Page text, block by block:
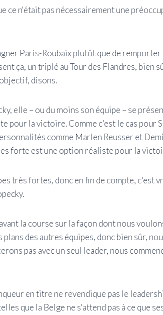
ce n'était pas nécessairement une
Paris-Roubaix plutôt que de
ça, un triplé au Tour des Flandres, bien
disons.
elle – ou du moins son équipe – se
pour la victoire. Comme c'est le cas pour
comme Marlen Reusser et
forte est une option réaliste pour la
très fortes, donc en fin de compte, c'est
la course sur la façon dont nous
plans des autres équipes, donc bien sûr,
pas avec un seul leader, nous
en titre ne revendique pas le
que la Belge ne s'attend pas à ce que